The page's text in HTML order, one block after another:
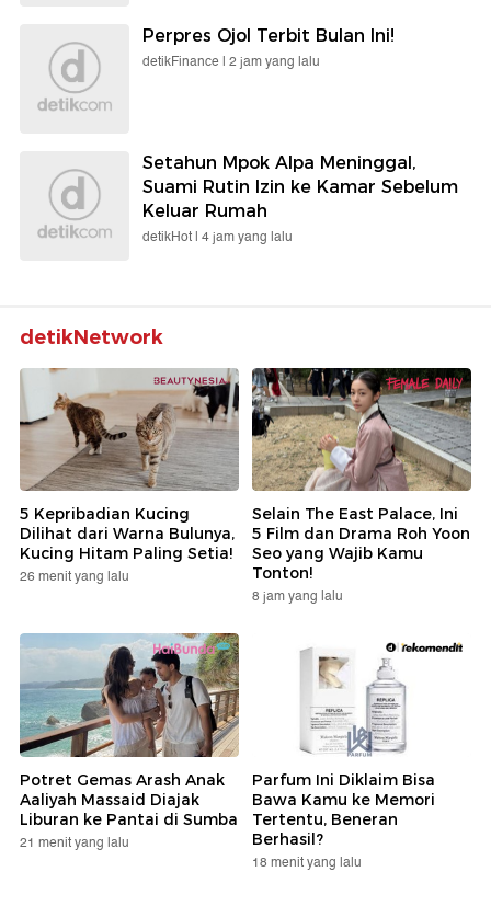
Perpres Ojol Terbit Bulan Ini!
detikFinance | 2 jam yang lalu
Setahun Mpok Alpa Meninggal,
Suami Rutin Izin ke Kamar Sebelum
Keluar Rumah
detikHot | 4 jam yang lalu
detikNetwork
5 Kepribadian Kucing
Dilihat dari Warna Bulunya,
Kucing Hitam Paling Setia!
26 menit yang lalu
Selain The East Palace, Ini
5 Film dan Drama Roh Yoon
Seo yang Wajib Kamu
Tonton!
8 jam yang lalu
Potret Gemas Arash Anak
Aaliyah Massaid Diajak
Liburan ke Pantai di Sumba
21 menit yang lalu
Parfum Ini Diklaim Bisa
Bawa Kamu ke Memori
Tertentu, Beneran
Berhasil?
18 menit yang lalu